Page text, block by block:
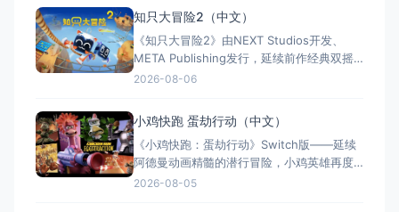
佳选择；25个手工关卡、史诗头目战与即时
强化系统带来丰富体验。全区中文支持，容
量仅1GB，Switch/S
知只大冒险2（中文）
《知只大冒险2》由NEXT Studios开发、
META Publishing发行，延续前作经典双摇
杆控制双腿的玩法，首次支持最多4人联机合
持跨平台联机与全区中文，2025年11月5日
全平台发售，Switch港服约73
2026-08-06
小鸡快跑 蛋劫行动（中文）
《小鸡快跑：蛋劫行动》Switch版——延续
阿德曼动画精髓的潜行冒险，小鸡英雄再度
集结 游戏类型：动作冒险类（潜行 × 动作平
2026-08-05